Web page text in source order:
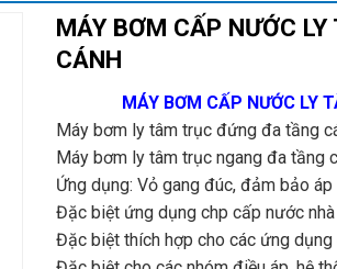
MÁY BƠM CẤP NƯỚC
CÁNH
MÁY BƠM CẤP NƯỚC LY
Máy bơm ly tâm trục đứng đa tầng
Máy bơm ly tâm trục ngang đa tầng
Ứng dụng: Vỏ gang đúc, đảm bảo
Đặc biệt ứng dụng chp cấp nước
Đặc biệt thích hợp cho các ứng dụng